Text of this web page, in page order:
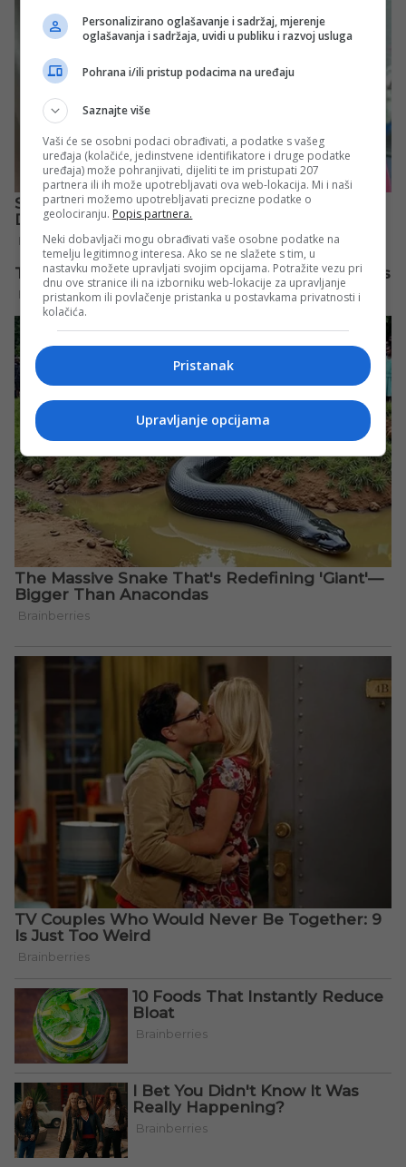
Personalizirano oglašavanje i sadržaj, mjerenje
oglašavanja i sadržaja, uvidi u publiku i razvoj usluga
Pohrana i/ili pristup podacima na uređaju
Saznajte više
Vaši će se osobni podaci obrađivati, a podatke s vašeg
uređaja (kolačiće, jedinstvene identifikatore i druge podatke
uređaja) može pohranjivati, dijeliti te im pristupati 207
partnera ili ih može upotrebljavati ova web-lokacija. Mi i naši
partneri možemo upotrebljavati precizne podatke o
geolociranju. Popis partnera.
Neki dobavljači mogu obrađivati vaše osobne podatke na
temelju legitimnog interesa. Ako se ne slažete s tim, u
nastavku možete upravljati svojim opcijama. Potražite vezu pri
dnu ove stranice ili na izborniku web-lokacije za upravljanje
pristankom ili povlačenje pristanka u postavkama privatnosti i
kolačića.
Pristanak
Upravljanje opcijama